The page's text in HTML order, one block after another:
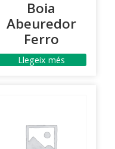
Boia
Abeuredor
Ferro
Llegeix més